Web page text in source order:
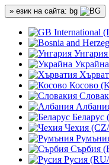
» език на сайта: bg
International
Косово
Беларус
Чехия
Сърбия
Русия